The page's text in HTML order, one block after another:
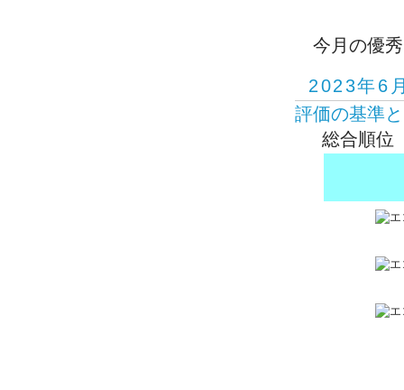
今月の優
2023年6
評価の基準
総合順位